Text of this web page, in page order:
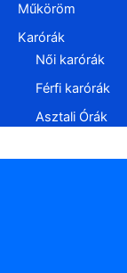
Műköröm
Karórák
Női karórák
Férfi karórák
Asztali Órák